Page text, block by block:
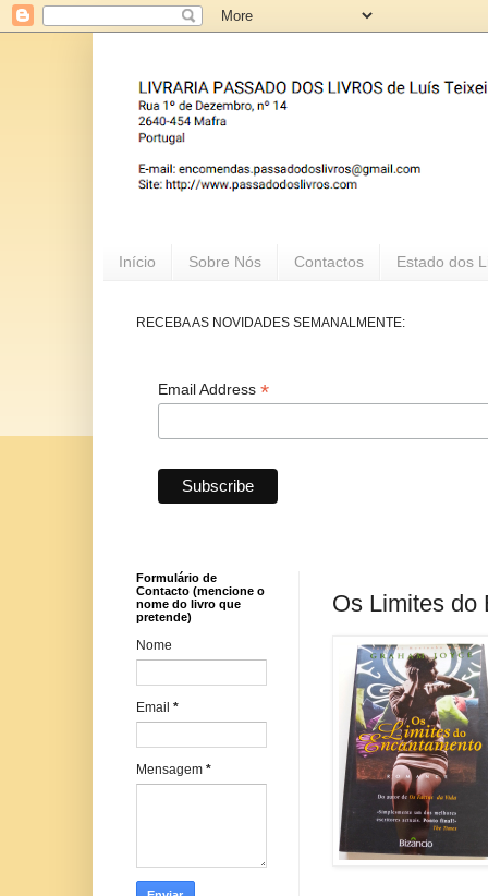
Início Sobre Nós Contactos Estado dos
RECEBA AS NOVIDADES SEMANALMENTE:
Email Address *
Os Limites do
Formulário de
Contacto (mencione o
nome do livro que
pretende)
Nome
Email *
Mensagem *